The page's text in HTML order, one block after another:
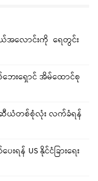
အလောင်းကို ရေတွင်း
ေးရှောင် အိမ်ထောင်စု
ဆီယံတစ်စုံလုံး လက်ခံရန်
ရန် US နိုင်ငံခြားရေး